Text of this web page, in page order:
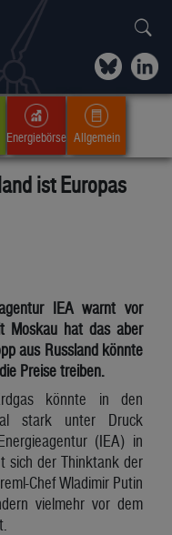
Energiebörse Allgemein
ist Europas
IEA warnt vor
Moskau hat das aber
aus Russland könnte
Preise treiben.
könnte in den
stark unter Druck
(IEA) in
sich der Thinktank der
Chef Wladimir Putin
vielmehr vor dem